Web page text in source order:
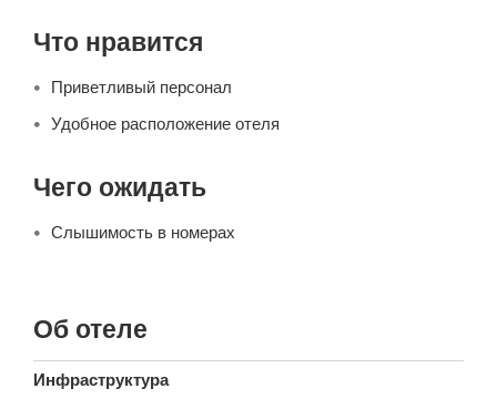
Что нравится
Приветливый персонал
Удобное расположение отеля
Чего ожидать
Слышимость в номерах
Об отеле
Инфраструктура